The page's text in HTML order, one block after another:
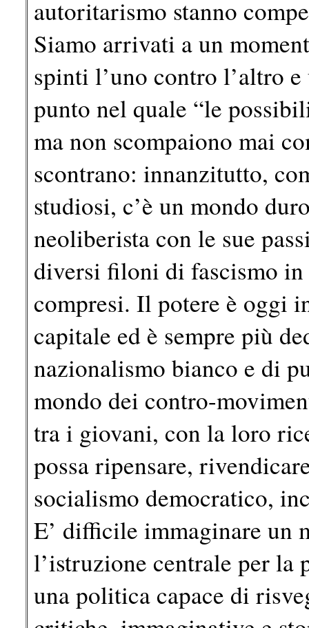
autoritarismo stanno
Siamo arrivati a un
spinti l’uno contro l’altro
punto nel quale “le
ma non scompaiono mai
scontrano: innanzitutto,
studiosi, c’è un mondo
neoliberista con le sue
diversi filoni di fascismo
compresi. Il potere è oggi
capitale ed è sempre più
nazionalismo bianco e di
mondo dei contro-
tra i giovani, con la loro
possa ripensare,
socialismo democratico,
E’ difficile immaginare un
l’istruzione centrale per
una politica capace di